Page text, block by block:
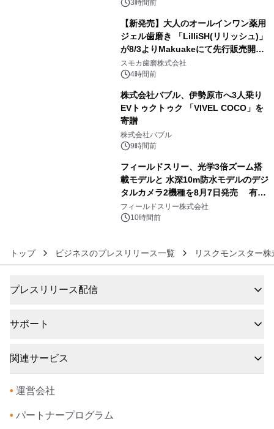
メニューが展開されます
3時間前
【新発売】大人のオールインワン薬用
ジェル歯磨き 「LilliSH(リリッシュ)」
が8/3よりMakuakeにて先行販売開
始！
スモカ歯磨株式会社
4時間前
株式会社バブル、伊勢原市へ3人乗り
EVトゥクトゥク 「VIVEL COCO」を
寄贈
株式会社バブル
9時間前
フィールドスリー、光学3倍ズーム搭
載モデルと 水深10m防水モデルのデジ
タルカメラ2機種を8月7日発売 有効
約1300万画素、用途別に選べるコンデ
ジ新登場
フィールドスリー株式会社
10時間前
トップ ビジネスのプレスリリース一覧 リスクモンスター株
プレスリリース配信
サポート
関連サービス
• 運営会社
• パートナープログラム